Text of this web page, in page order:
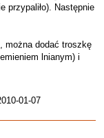
przypaliło). Następnie
można dodać troszkę
lnianym) i
01-07